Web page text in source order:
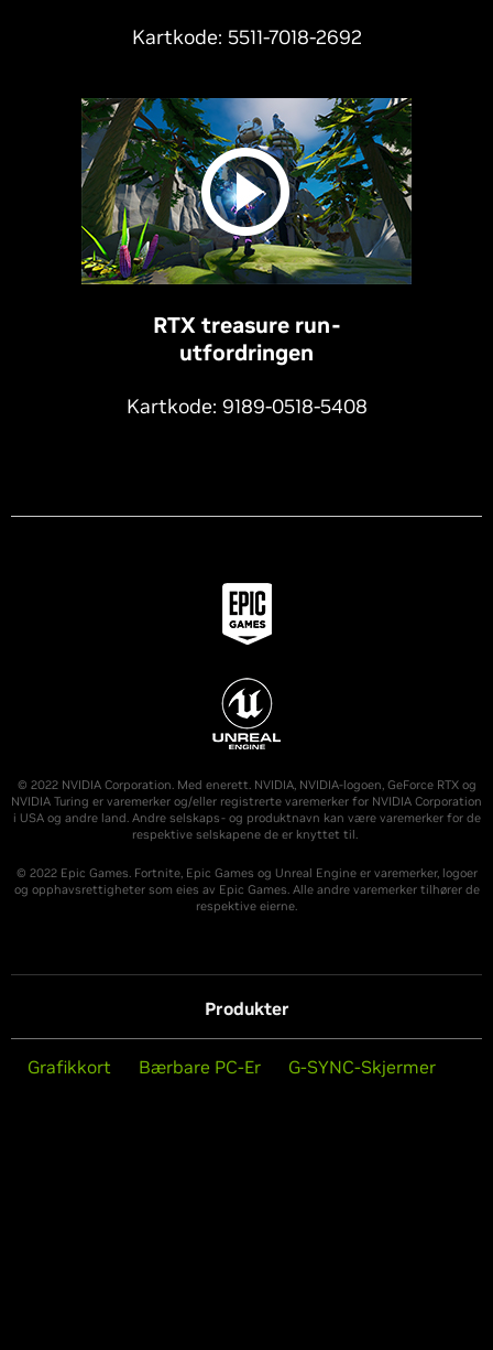
Kartkode: 5511-7018-2692
RTX treasure run-
utfordringen
Kartkode: 9189-0518-5408
© 2022 NVIDIA Corporation. Med enerett. NVIDIA, NVIDIA-logoen, GeForce RTX og
NVIDIA Turing er varemerker og/eller registrerte varemerker for NVIDIA Corporation
i USA og andre land. Andre selskaps- og produktnavn kan være varemerker for de
respektive selskapene de er knyttet til.
© 2022 Epic Games. Fortnite, Epic Games og Unreal Engine er varemerker, logoer
og opphavsrettigheter som eies av Epic Games. Alle andre varemerker tilhører de
respektive eierne.
Produkter
Grafikkort Bærbare PC-Er G-SYNC-Skjermer